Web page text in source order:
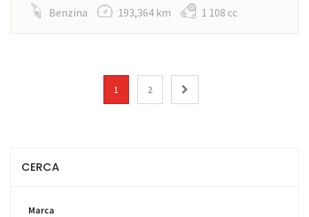
Benzina 193,364 km 1 108 cc
1 2
CERCA
Marca